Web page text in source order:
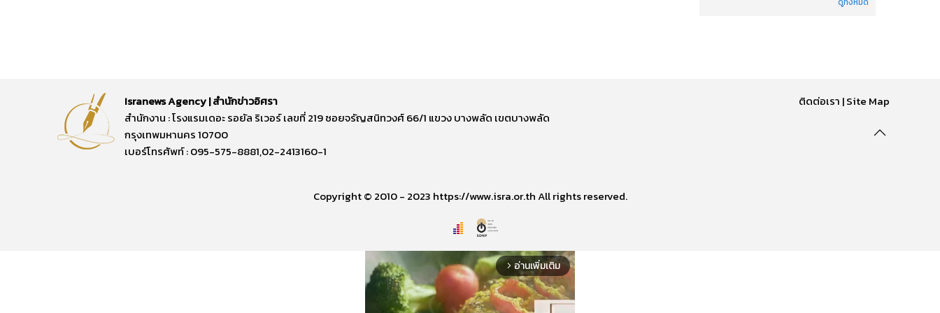
Isranews Agency | สำนักข่าวอิศรา
สำนักงาน : โรงแรมเดอะ รอยัล ริเวอร์ เลขที่ 219 ซอยจรัญสนิทวงศ์ 66/1 แขวง บางพลัด เขตบางพลัด
กรุงเทพมหานคร 10700
เบอร์โทรศัพท์ : 095-575-8881,02-2413160-1
ติดต่อเรา |Site Map
Copyright © 2010 - 2023 https://www.isra.or.th All rights reserved.
arrow_forward_ios อ่านเพิ่มเติม